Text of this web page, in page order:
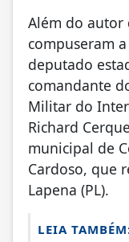
Além do autor
compuseram
deputado
comandante
Militar do
Richard
municipal de
Cardoso, que
Lapena (PL).
LEIA